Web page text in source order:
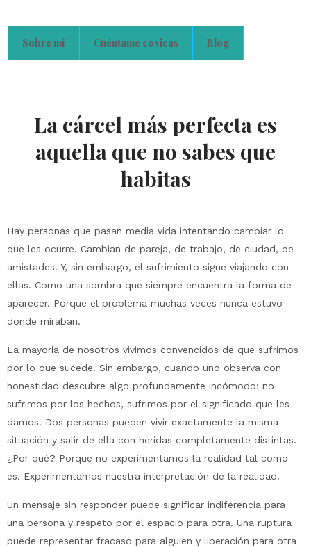
Sobre mí Cuéntame cosicas Blog
La cárcel más perfecta es
aquella que no sabes que
habitas
Hay personas que pasan media vida intentando cambiar lo
que les ocurre. Cambian de pareja, de trabajo, de ciudad, de
amistades. Y, sin embargo, el sufrimiento sigue viajando con
ellas. Como una sombra que siempre encuentra la forma de
aparecer. Porque el problema muchas veces nunca estuvo
donde miraban.
La mayoría de nosotros vivimos convencidos de que sufrimos
por lo que sucede. Sin embargo, cuando uno observa con
honestidad descubre algo profundamente incómodo: no
sufrimos por los hechos, sufrimos por el significado que les
damos. Dos personas pueden vivir exactamente la misma
situación y salir de ella con heridas completamente distintas.
¿Por qué? Porque no experimentamos la realidad tal como
es. Experimentamos nuestra interpretación de la realidad.
Un mensaje sin responder puede significar indiferencia para
una persona y respeto por el espacio para otra. Una ruptura
puede representar fracaso para alguien y liberación para otra